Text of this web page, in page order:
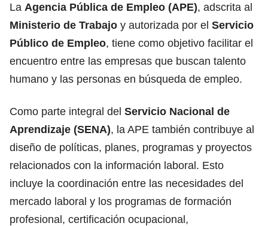
La Agencia Pública de Empleo (APE), adscrita al
Ministerio de Trabajo y autorizada por el Servicio
Público de Empleo, tiene como objetivo facilitar el
encuentro entre las empresas que buscan talento
humano y las personas en búsqueda de empleo.
Como parte integral del Servicio Nacional de
Aprendizaje (SENA), la APE también contribuye al
diseño de políticas, planes, programas y proyectos
relacionados con la información laboral. Esto
incluye la coordinación entre las necesidades del
mercado laboral y los programas de formación
profesional, certificación ocupacional,